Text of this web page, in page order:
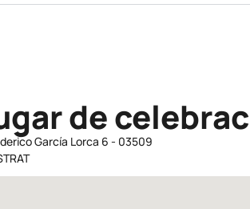
de
García Lorca 6 - 03509